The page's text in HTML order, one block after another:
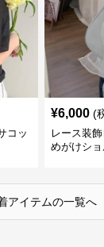
コッ
¥6,000 (
レース装
めがけシ
アイテムの一覧へ